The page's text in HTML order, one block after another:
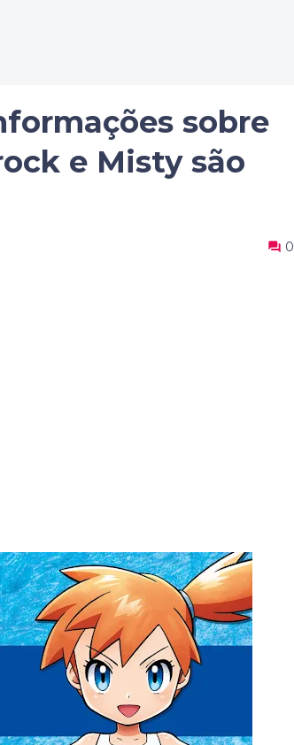
sobre
e Misty são
0